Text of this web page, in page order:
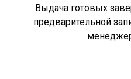
Выдача готовых
предварительной